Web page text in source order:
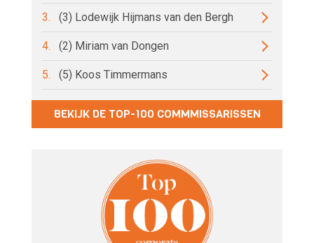
3. (3) Lodewijk Hijmans van den Bergh
4. (2) Miriam van Dongen
5. (5) Koos Timmermans
BEKIJK DE TOP-100 COMMMISSARISSEN